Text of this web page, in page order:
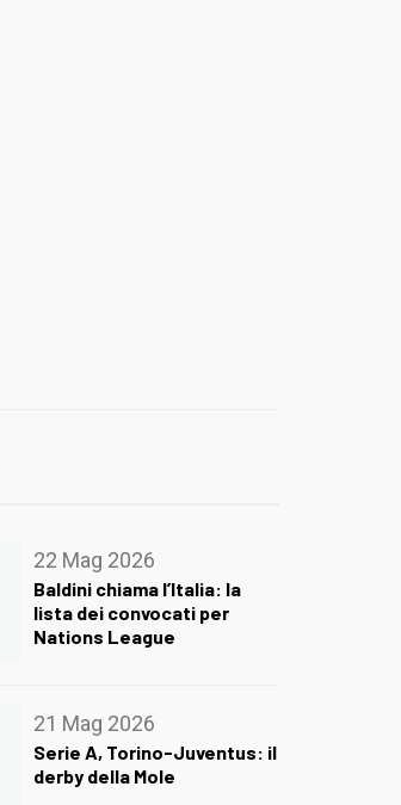
22 Mag 2026
Baldini chiama l’Italia: la
lista dei convocati per
Nations League
21 Mag 2026
Serie A, Torino-Juventus: il
derby della Mole